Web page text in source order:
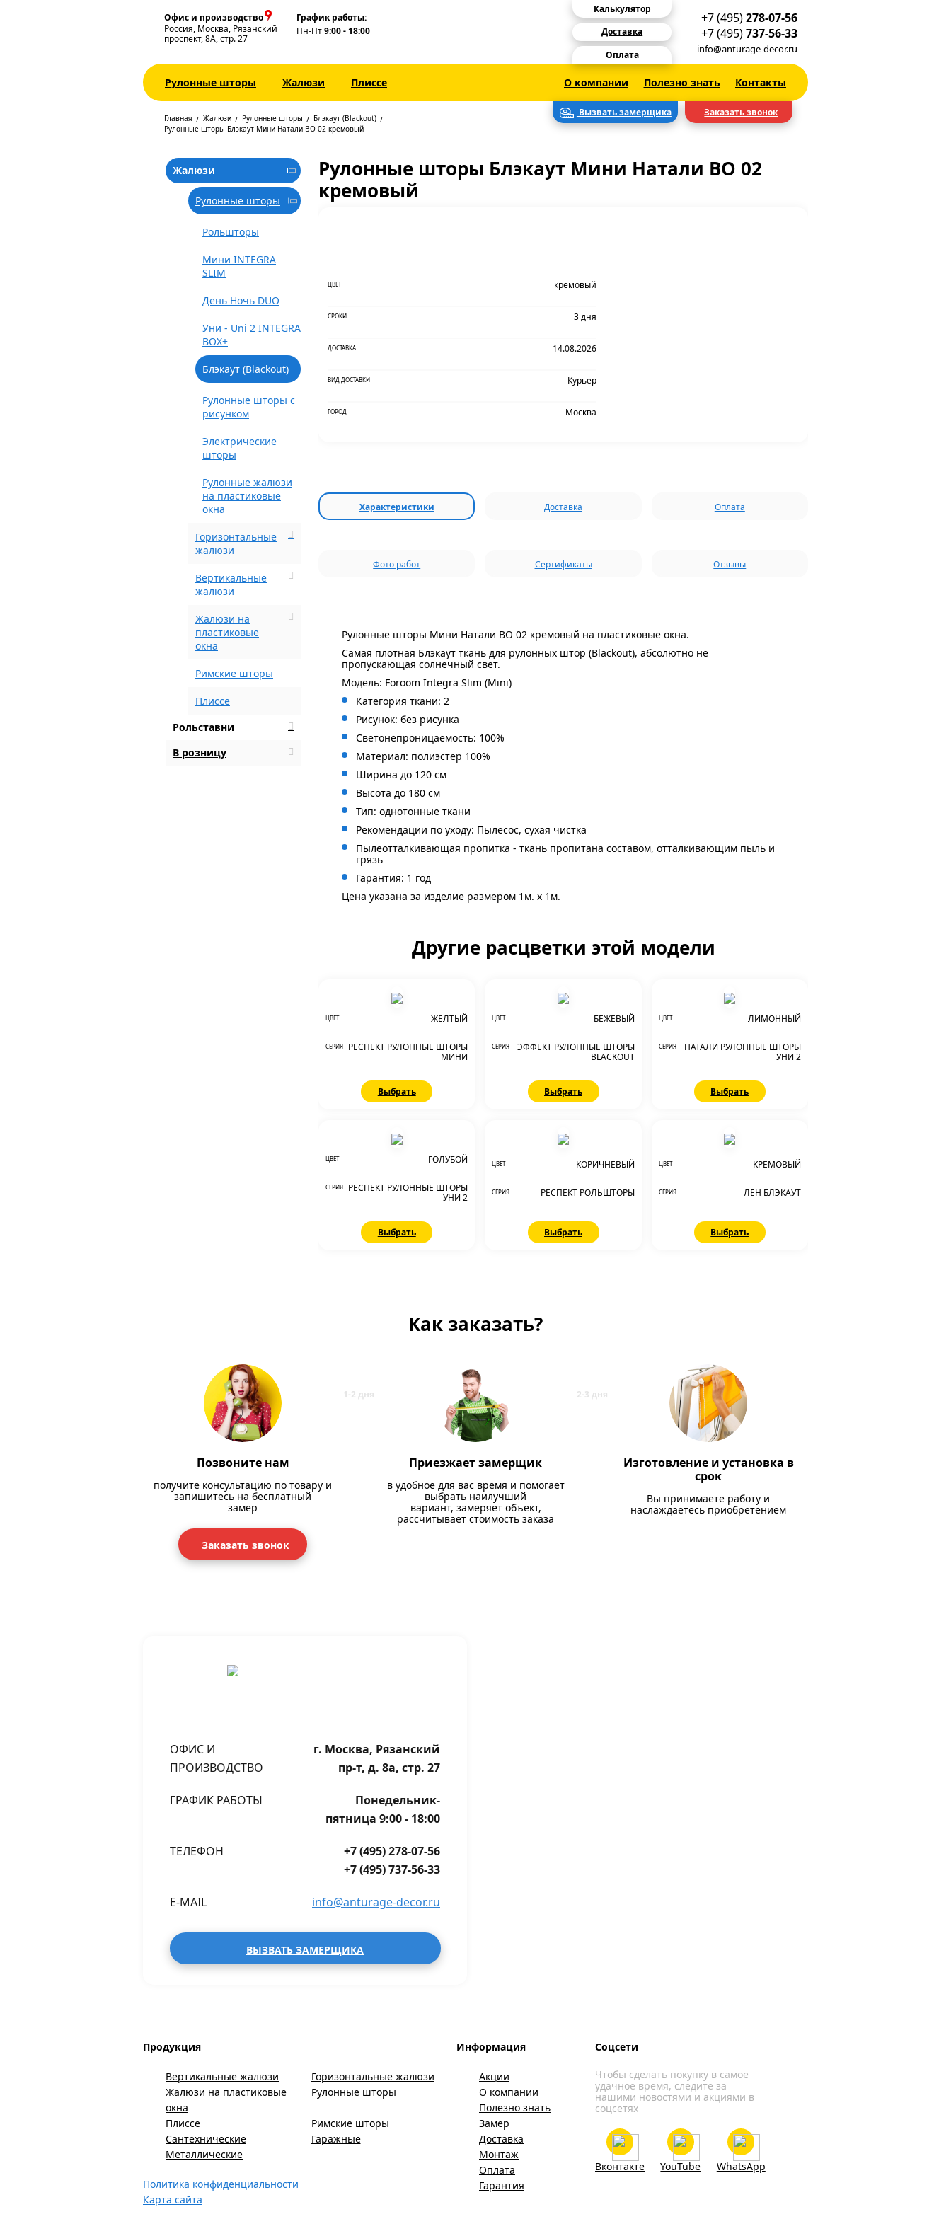
Офис и производство
Россия, Москва, Рязанский
проспект, 8А, стр. 27
График работы:
Пн-Пт9:00 - 18:00
Калькулятор
Доставка
Оплата
+7 (495)278-07-56
+7 (495)737-56-33
info@anturage-decor.ru
Рулонные шторы Жалюзи Плиссе О компании Полезно знать Контакты
Вызвать замерщика Заказать звонок
Главная Жалюзи Рулонные шторы
Блэкаут (Blackout)
Рулонные шторы Блэкаут Мини Натали ВО 02 кремовый
Жалюзи
Рулонные шторы
Рольшторы
Мини INTEGRA
SLIM
День Ночь DUO
Уни - Uni 2 INTEGRA
BOX+
Блэкаут (Blackout)
Рулонные шторы с
рисунком
Электрические
шторы
Рулонные жалюзи
на пластиковые
окна
Горизонтальные
жалюзи
Вертикальные
жалюзи
Жалюзи на
пластиковые
окна
Римские шторы
Плиссе
Рольставни
В розницу
Рулонные шторы Блэкаут Мини Натали ВО 02
кремовый
ЦВЕТ кремовый
СРОКИ 3 дня
ДОСТАВКА 14.08.2026
ВИД ДОСТАВКИ Курьер
ГОРОД Москва
Характеристики Доставка Оплата
Фото работ Сертификаты Отзывы
Рулонные шторы Мини Натали ВО 02 кремовый на пластиковые окна.
Самая плотная Блэкаут ткань для рулонных штор (Blackout), абсолютно не
пропускающая солнечный свет.
Модель: Foroom Integra Slim (Mini)
Категория ткани: 2
Рисунок: без рисунка
Светонепроницаемость: 100%
Материал: полиэстер 100%
Ширина до 120 см
Высота до 180 см
Тип: однотонные ткани
Рекомендации по уходу: Пылесос, сухая чистка
Пылеотталкивающая пропитка - ткань пропитана составом, отталкивающим пыль и
грязь
Гарантия: 1 год
Цена указана за изделие размером 1м. x 1м.
Другие расцветки этой модели
ЦВЕТ ЖЕЛТЫЙ
СЕРИЯ
РЕСПЕКТ РУЛОННЫЕ ШТОРЫ
МИНИ
Выбрать
ЦВЕТ БЕЖЕВЫЙ
СЕРИЯ
ЭФФЕКТ РУЛОННЫЕ ШТОРЫ
BLACKOUT
Выбрать
ЦВЕТ ЛИМОННЫЙ
СЕРИЯ
НАТАЛИ РУЛОННЫЕ ШТОРЫ
УНИ 2
Выбрать
ЦВЕТ ГОЛУБОЙ
СЕРИЯ
РЕСПЕКТ РУЛОННЫЕ ШТОРЫ
УНИ 2
Выбрать
ЦВЕТ КОРИЧНЕВЫЙ
СЕРИЯ РЕСПЕКТ РОЛЬШТОРЫ
Выбрать
ЦВЕТ КРЕМОВЫЙ
СЕРИЯ ЛЕН БЛЭКАУТ
Выбрать
Как заказать?
Позвоните нам
получите консультацию по товару и
запишитесь на бесплатный
замер
Заказать звонок
Приезжает замерщик
в удобное для вас время и помогает
выбрать наилучший
вариант, замеряет объект,
рассчитывает стоимость заказа
Изготовление и установка в
срок
Вы принимаете работу и
наслаждаетесь приобретением
ОФИС И
ПРОИЗВОДСТВО
г. Москва, Рязанский
пр-т, д. 8а, стр. 27
ГРАФИК РАБОТЫ
Понедельник-
пятница 9:00 - 18:00
ТЕЛЕФОН
+7 (495) 278-07-56
+7 (495) 737-56-33
E-MAIL info@anturage-decor.ru
ВЫЗВАТЬ ЗАМЕРЩИКА
Продукция
Вертикальные жалюзи
Горизонтальные жалюзи
Жалюзи на пластиковые
окна
Рулонные шторы
Плиссе
Римские шторы
Сантехнические
Гаражные
Металлические
Политика конфиденциальности
Карта сайта
Информация
Акции
О компании
Полезно знать
Замер
Доставка
Монтаж
Оплата
Гарантия
Соцсети
Чтобы сделать покупку в самое
удачное время, следите за
нашими новостями и акциями в
соцсетях
Вконтакте YouTube WhatsApp